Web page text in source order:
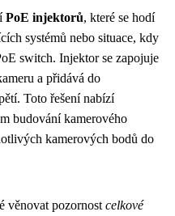
PoE injektorů, které se hodí
systémů nebo situace, kdy
switch. Injektor se zapojuje
a přidává do
Toto řešení nabízí
budování kamerového
kamerových bodů do
věnovat pozornost celkové